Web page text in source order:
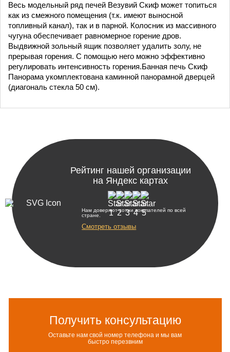
Весь модельный ряд печей Везувий Скиф может топиться
как из смежного помещения (т.к. имеют выносной
топливный канал), так и в парной. Колосник из массивного
чугуна обеспечивает равномерное горение дров.
Выдвижной зольный ящик позволяет удалить золу, не
прерывая горения. С помощью него можно эффективно
регулировать интенсивность горения.Банная печь Скиф
Панорама укомплектована каминной панорамной дверцей
(диагональ стекла 50 см).
Рейтинг нашей организации
на Яндекс картах
Нам доверяют сотни покупателей по всей
стране.
Смотреть отзывы
Получить консультацию
Оставьте нам свой номер телефона и мы вам
быстро перезвним